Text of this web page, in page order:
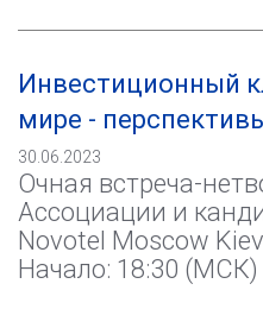
Инвестиционный
мире -
30.06.2023
Очная встреча-
Ассоциации и
Novotel Moscow
Начало: 18:30 (МСК)